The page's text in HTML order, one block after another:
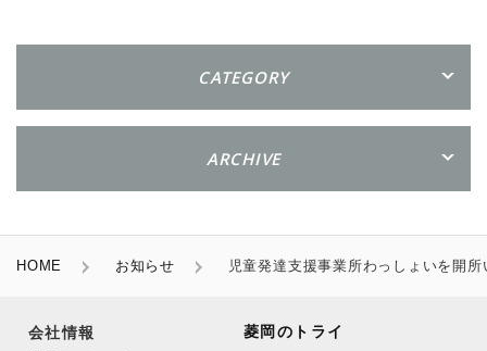
CATEGORY
ARCHIVE
HOME お知らせ 児童発達支援事業所わっしょいを開
会社情報 菱岡のトライ